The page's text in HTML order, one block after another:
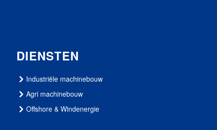
DIENSTEN
Industriële machinebouw
Agri machinebouw
Offshore & Windenergie